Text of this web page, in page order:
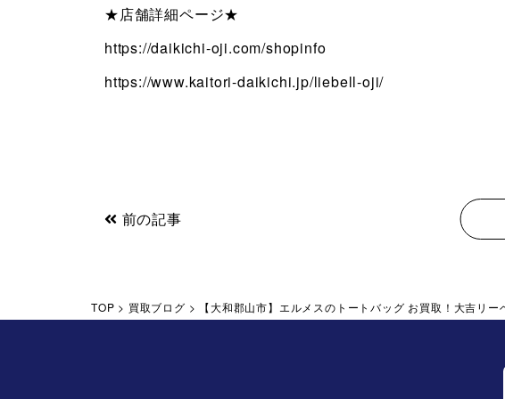
★店舗詳細ページ★
https://daikichi-oji.com/shopinfo
https://www.kaitori-daikichi.jp/liebell-oji/
前の記事
TOP > 買取ブログ > 【大和郡山市】エルメスのトートバッグ お買取！大吉リー